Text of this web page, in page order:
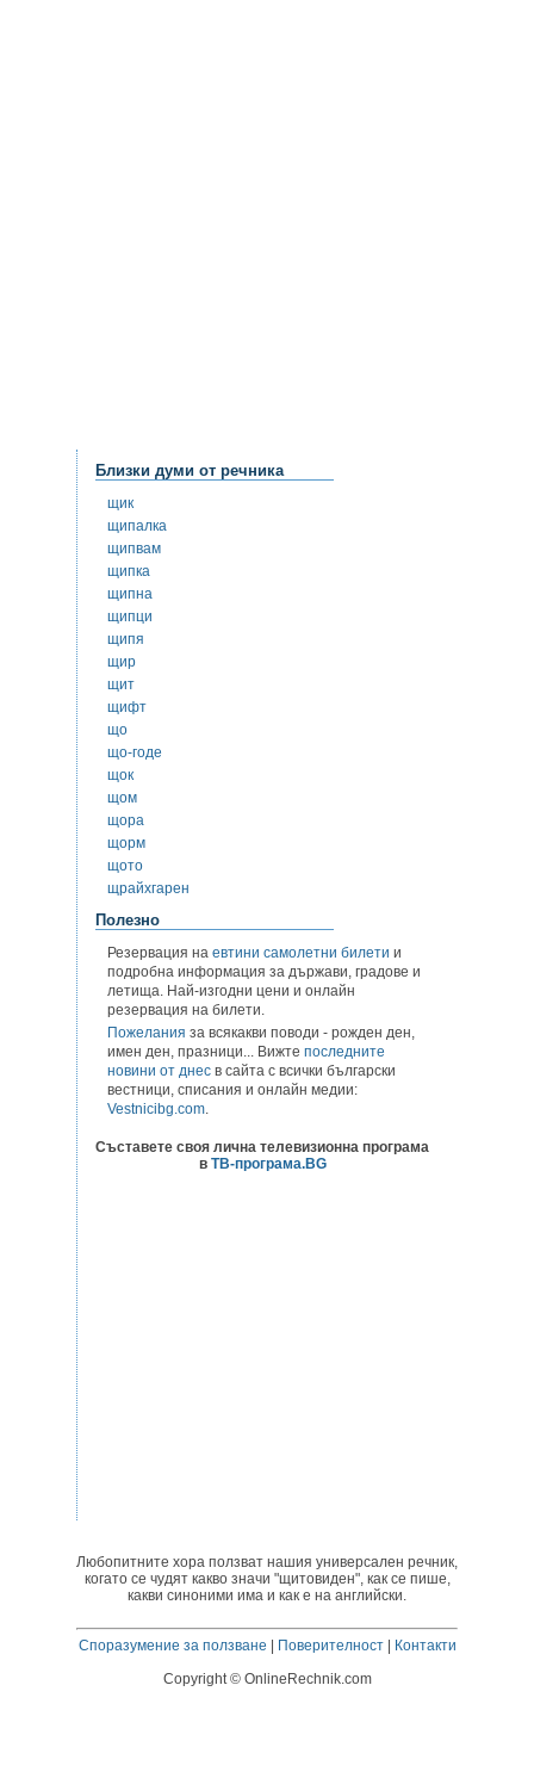
Близки думи от речника
щик
щипалка
щипвам
щипка
щипна
щипци
щипя
щир
щит
щифт
що
що-годе
щок
щом
щора
щорм
щото
щрайхгарен
Полезно
Резервация на евтини самолетни билети и
подробна информация за държави, градове и
летища. Най-изгодни цени и онлайн
резервация на билети.
Пожелания за всякакви поводи - рожден ден,
имен ден, празници... Вижте последните
новини от днес в сайта с всички български
вестници, списания и онлайн медии:
Vestnicibg.com.
Съставете своя лична телевизионна програма
в ТВ-програма.BG
Любопитните хора ползват нашия универсален речник,
когато се чудят какво значи "щитовиден", как се пише,
какви синоними има и как е на английски.
Споразумение за ползване | Поверителност| Контакти
Copyright © OnlineRechnik.com